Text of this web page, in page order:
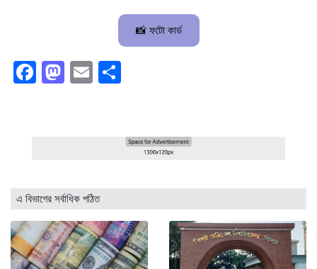
📸 ফটো কার্ড
Facebook
Mastodon
Email
এ বিভাগের সর্বাধিক পঠিত